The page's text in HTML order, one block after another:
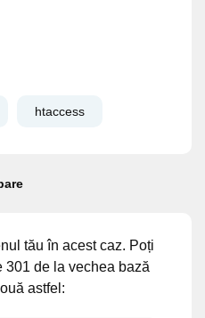
htaccess
tău în acest caz. Poți
301 de la vechea bază
astfel: